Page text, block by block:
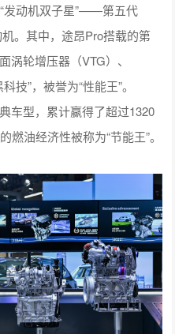
发动机双子星”——第五代
。其中，途昂Pro搭载的第
涡轮增压器（VTG）、
技”，被誉为“性能王”。
车型，累计赢得了超过1320
油经济性被称为“节能王”。